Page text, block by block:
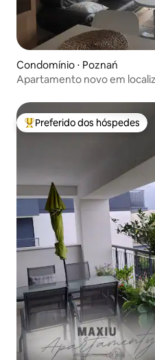
Condomínio ⋅ Poznań
Apartamento novo em
Entre os melhores preferidos
Preferido dos hóspedes